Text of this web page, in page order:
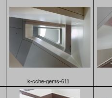
k-cche-gems-611